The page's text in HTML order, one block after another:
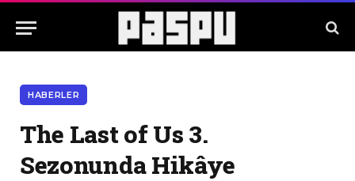
HABERLER
The Last of Us 3.
Sezonunda Hikâye